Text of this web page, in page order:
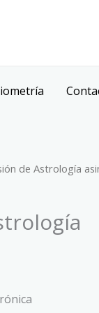
de Astrología